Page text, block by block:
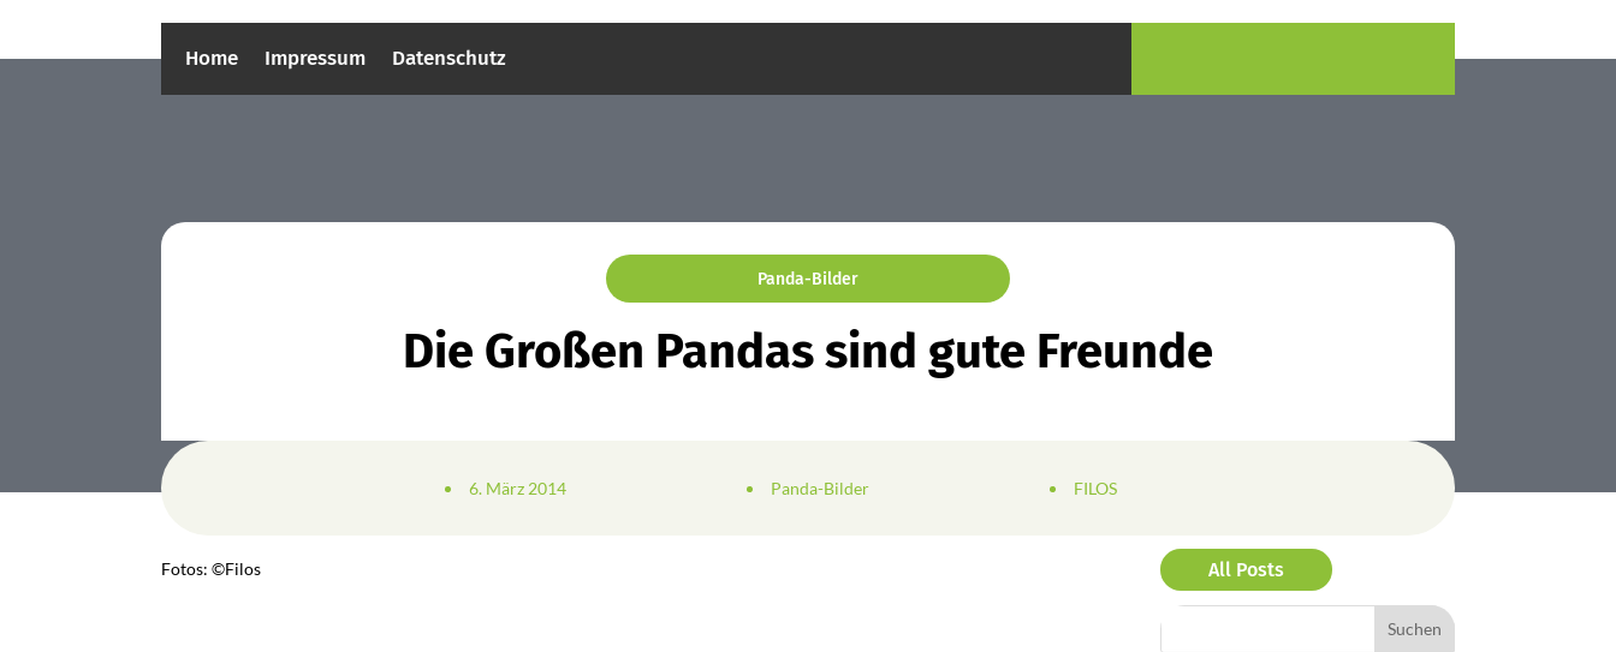
Home Impressum Datenschutz
Panda-Bilder
Die Großen Pandas sind gute Freunde
6. März 2014 Panda-Bilder FILOS
Fotos: ©Filos All Posts